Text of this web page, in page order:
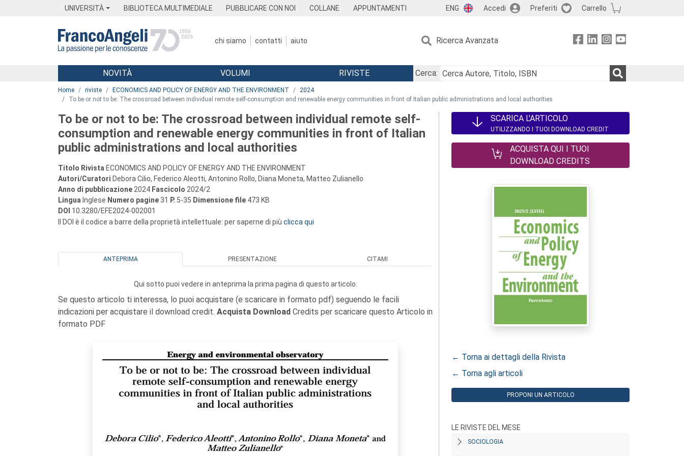
UNIVERSITÀ BIBLIOTECA MULTIMEDIALE PUBBLICARE CON NOI COLLANE APPUNTAMENTI ENG Accedi Preferiti Carrello
chi siamo contatti aiuto Ricerca Avanzata
Menu
NOVITÀ VOLUMI RIVISTE
Cerca:
Home riviste ECONOMICS AND POLICY OF ENERGY AND THE ENVIRONMENT
2024
To be or not to be: The crossroad between individual remote self-consumption and renewable energy communities in front of Italian public administrations and local authorities
To be or not to be: The crossroad between individual remote self-
consumption and renewable energy communities in front of Italian
public administrations and local authorities
Titolo Rivista ECONOMICS AND POLICY OF ENERGY AND THE ENVIRONMENT
Autori/Curatori Debora Cilio, Federico Aleotti, Antonino Rollo, Diana Moneta, Matteo Zulianello
Anno di pubblicazione 2024 Fascicolo 2024/2
Lingua Inglese Numero pagine 31 P. 5-35 Dimensione file 473 KB
DOI 10.3280/EFE2024-002001
Il DOI è il codice a barre della proprietà intellettuale: per saperne di più clicca qui
ANTEPRIMA PRESENTAZIONE CITAMI
Qui sotto puoi vedere in anteprima la prima pagina di questo articolo.
Se questo articolo ti interessa, lo puoi acquistare (e scaricare in formato pdf) seguendo le facili
indicazioni per acquistare il download credit. Acquista Download Credits per scaricare questo Articolo in
formato PDF
SCARICA L'ARTICOLO
UTILIZZANDO I TUOI DOWNLOAD CREDIT
ACQUISTA QUI I TUOI
DOWNLOAD CREDITS
← Torna ai dettagli della Rivista
← Torna agli articoli
PROPONI UN ARTICOLO
LE RIVISTE DEL MESE
SOCIOLOGIA